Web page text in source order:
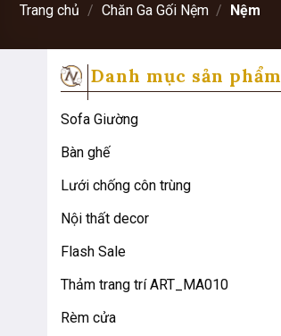
Trang chủ / Chăn Ga Gối Nệm / Nệm
Danh mục sản phẩm
Sofa Giường
Bàn ghế
Lưới chống côn trùng
Nội thất decor
Flash Sale
Thảm trang trí ART_MA010
Rèm cửa